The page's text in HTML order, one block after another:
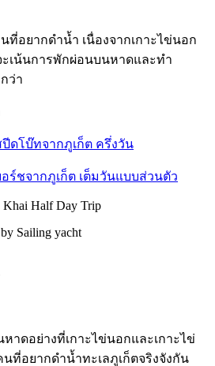
อยากดำน้ำ เนื่องจากเกาะไข่นอก
ะเน้นการพักผ่อนบนหาดและทำ
ว่า
ปีดโบ๊ทจากภูเก็ต ครึ่งวัน
อร์ชจากภูเก็ต เต็มวันแบบส่วนตัว
Khai Half Day Trip
Sailing yacht
าดอย่างที่เกาะไข่นอกและเกาะไข่
นที่อยากดำน้ำทะเลภูเก็ตจริงจังกัน